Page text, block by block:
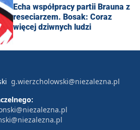
Echa współpracy partii Brauna z
reseciarzem. Bosak: Coraz
więcej dziwnych ludzi
g.wierzcholowski@niezalezna.pl